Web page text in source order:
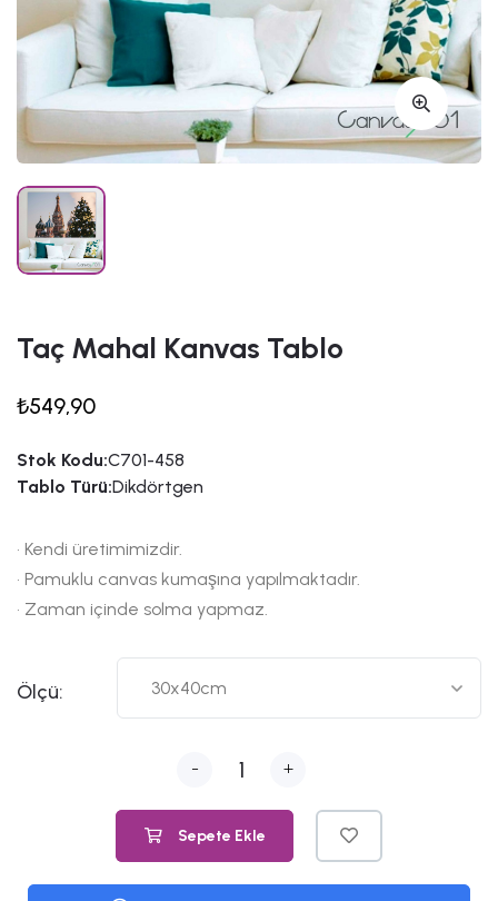
Taç Mahal Kanvas Tablo
₺549,90
Stok Kodu:C701-458
Tablo Türü:Dikdörtgen
• Kendi üretimimizdir.
• Pamuklu canvas kumaşına yapılmaktadır.
• Zaman içinde solma yapmaz.
Ölçü:
- +
Sepete Ekle